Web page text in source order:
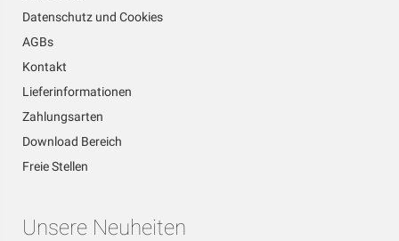
Datenschutz und Cookies
AGBs
Kontakt
Lieferinformationen
Zahlungsarten
Download Bereich
Freie Stellen
Unsere Neuheiten